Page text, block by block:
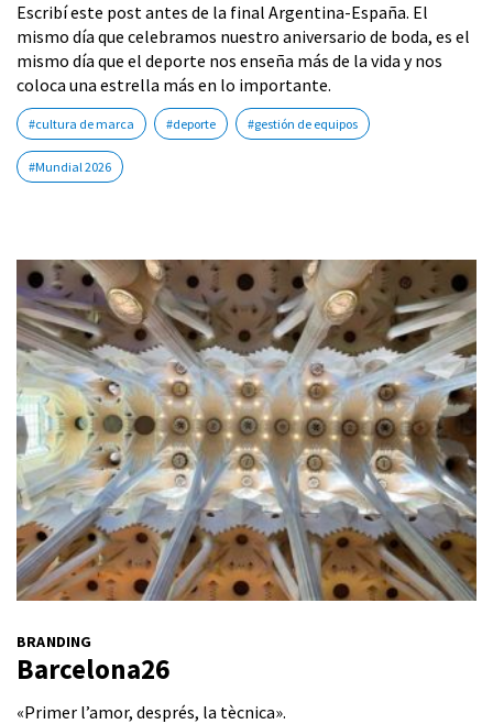
Escribí este post antes de la final Argentina-España. El
mismo día que celebramos nuestro aniversario de boda, es el
mismo día que el deporte nos enseña más de la vida y nos
coloca una estrella más en lo importante.
#cultura de marca #deporte #gestión de equipos
#Mundial 2026
BRANDING
Barcelona26
«Primer l’amor, després, la tècnica».